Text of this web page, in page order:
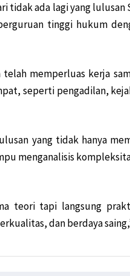
tidak ada lagi yang
tinggi hukum
memperluas kerja
seperti pengadilan,
yang tidak hanya
menganalisis
teori tapi langsung
dan berdaya